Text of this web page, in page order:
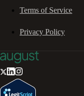
Terms of Service
Privacy Policy